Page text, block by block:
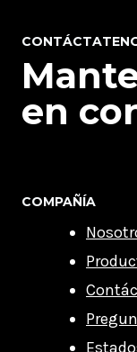
en
COMPAÑÍA